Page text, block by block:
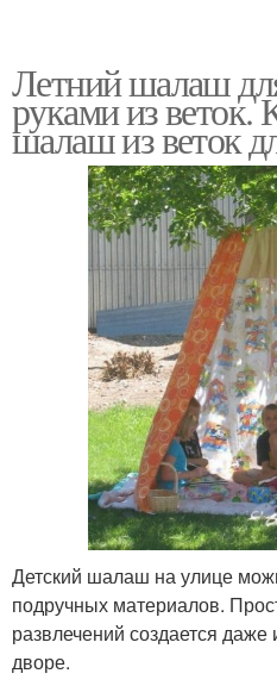
Летний шалаш
руками из веток.
шалаш из веток
Детский шалаш на улице
подручных материалов.
развлечений создается даже
дворе.